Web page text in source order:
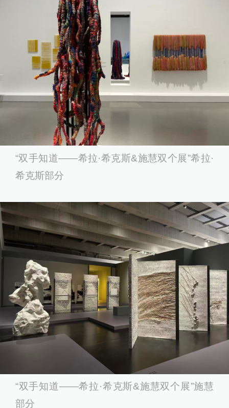
“双手知道——希拉·希克斯&施慧双个展”希拉·
希克斯部分
“双手知道——希拉·希克斯&施慧双个展”施慧
部分